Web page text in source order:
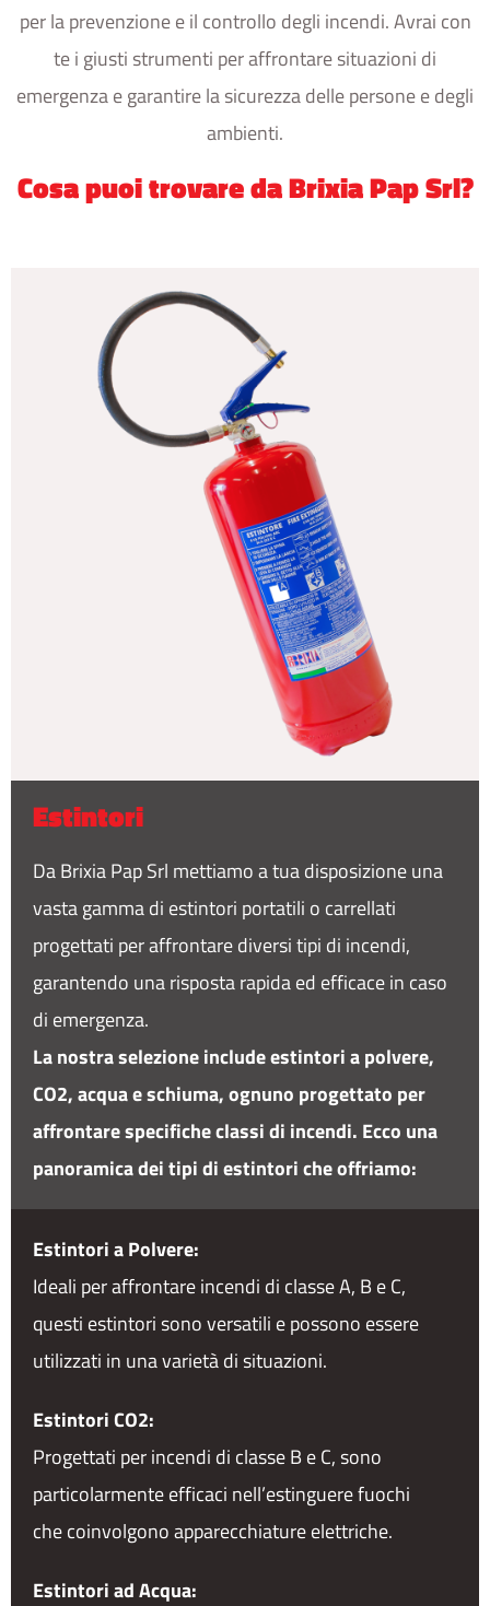
per la prevenzione e il controllo degli incendi. Avrai con
te i giusti strumenti per affrontare situazioni di
emergenza e garantire la sicurezza delle persone e degli
ambienti.
Cosa puoi trovare da Brixia Pap Srl?
Estintori
Da Brixia Pap Srl mettiamo a tua disposizione una
vasta gamma di estintori portatili o carrellati
progettati per affrontare diversi tipi di incendi,
garantendo una risposta rapida ed efficace in caso
di emergenza.
La nostra selezione include estintori a polvere,
CO2, acqua e schiuma, ognuno progettato per
affrontare specifiche classi di incendi. Ecco una
panoramica dei tipi di estintori che offriamo:
Estintori a Polvere:
Ideali per affrontare incendi di classe A, B e C,
questi estintori sono versatili e possono essere
utilizzati in una varietà di situazioni.
Estintori CO2:
Progettati per incendi di classe B e C, sono
particolarmente efficaci nell’estinguere fuochi
che coinvolgono apparecchiature elettriche.
Estintori ad Acqua: